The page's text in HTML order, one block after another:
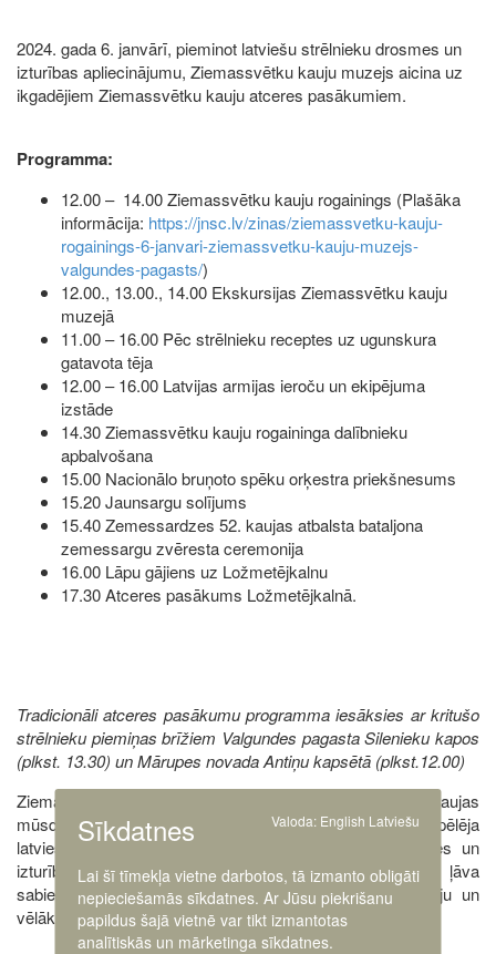
2024. gada 6. janvārī, pieminot latviešu strēlnieku drosmes un
izturības apliecinājumu, Ziemassvētku kauju muzejs aicina uz
ikgadējiem Ziemassvētku kauju atceres pasākumiem.
Programma:
12.00 – 14.00 Ziemassvētku kauju rogainings (Plašāka
informācija: https://jnsc.lv/zinas/ziemassvetku-kauju-
rogainings-6-janvari-ziemassvetku-kauju-muzejs-
valgundes-pagasts/)
12.00., 13.00., 14.00 Ekskursijas Ziemassvētku kauju
muzejā
11.00 – 16.00 Pēc strēlnieku receptes uz ugunskura
gatavota tēja
12.00 – 16.00 Latvijas armijas ieroču un ekipējuma
izstāde
14.30 Ziemassvētku kauju rogaininga dalībnieku
apbalvošana
15.00 Nacionālo bruņoto spēku orķestra priekšnesums
15.20 Jaunsargu solījums
15.40 Zemessardzes 52. kaujas atbalsta bataljona
zemessargu zvēresta ceremonija
16.00 Lāpu gājiens uz Ložmetējkalnu
17.30 Atceres pasākums Ložmetējkalnā.
Tradicionāli atceres pasākumu programma iesāksies ar kritušo
strēlnieku piemiņas brīžiem Valgundes pagasta Silenieku kapos
(plkst. 13.30) un Mārupes novada Antiņu kapsētā (plkst.12.00)
Ziemassvētku kaujas bija lielākās 1.pasaules kara kaujas
mūsdienu Latvijas teritorijā, kurās nozīmīgu lomu spēlēja
latviešu strēlnieku vienības. Latviešu strēlnieku drosmes un
izturības piemērs šajās kaujās kļuva leģendārs. Tas ļāva
sabiedrībai noticēt latviešu spējai cīnīties par savu ideju un
vēlāk arī Latvijas neatkarību.
Sīkdatnes Valoda: English Latviešu
Lai šī tīmekļa vietne darbotos, tā izmanto obligāti
nepieciešamās sīkdatnes. Ar Jūsu piekrišanu
papildus šajā vietnē var tikt izmantotas
analītiskās un mārketinga sīkdatnes.